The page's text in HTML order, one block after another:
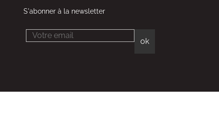
S'abonner à la newsletter